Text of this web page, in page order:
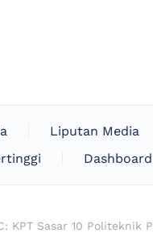
Liputan Media
KPT Sasar 10